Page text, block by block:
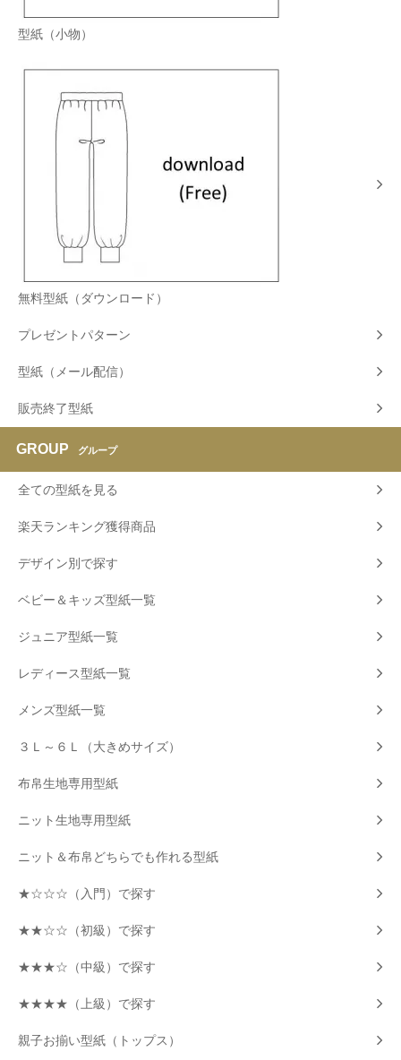
型紙（小物）
無料型紙（ダウンロード）
プレゼントパターン
型紙（メール配信）
販売終了型紙
GROUP グループ
全ての型紙を見る
楽天ランキング獲得商品
デザイン別で探す
ベビー＆キッズ型紙一覧
ジュニア型紙一覧
レディース型紙一覧
メンズ型紙一覧
３Ｌ～６Ｌ（大きめサイズ）
布帛生地専用型紙
ニット生地専用型紙
ニット＆布帛どちらでも作れる型紙
★☆☆☆（入門）で探す
★★☆☆（初級）で探す
★★★☆（中級）で探す
★★★★（上級）で探す
親子お揃い型紙（トップス）